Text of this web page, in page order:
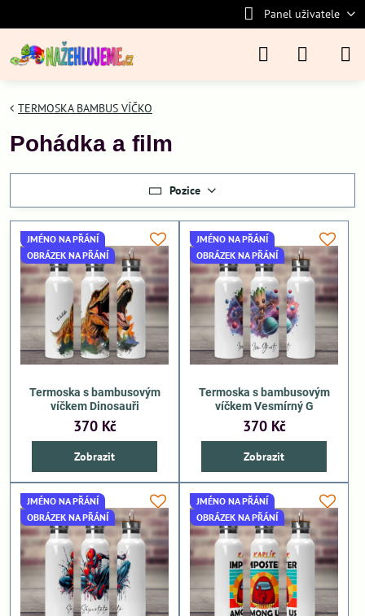
Panel uživatele
TERMOSKA BAMBUS VÍČKO
Pohádka a film
Pozice
JMÉNO NA PŘÁNÍ
OBRÁZEK NA PŘÁNÍ
Termoska s bambusovým
víčkem Dinosauři
370 Kč
Zobrazit
JMÉNO NA PŘÁNÍ
OBRÁZEK NA PŘÁNÍ
Termoska s bambusovým
víčkem Vesmírný G
370 Kč
Zobrazit
JMÉNO NA PŘÁNÍ
OBRÁZEK NA PŘÁNÍ
JMÉNO NA PŘÁNÍ
OBRÁZEK NA PŘÁNÍ